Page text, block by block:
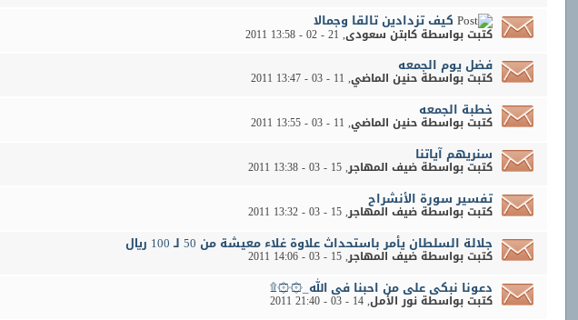
كيف تزدادين تالقا وجمالا
كتبت بواسطةكابتن سعودى‏, 21 - 02 - 2011 13:58
فضل يوم الجمعه
كتبت بواسطةحنين الماضي‏, 11 - 03 - 2011 13:47
خطبة الجمعه
كتبت بواسطةحنين الماضي‏, 11 - 03 - 2011 13:55
سنريهم آياتنا
كتبت بواسطةضيف المهاجر‏, 15 - 03 - 2011 13:38
تفسير سورة الأنشراح
كتبت بواسطةضيف المهاجر‏, 15 - 03 - 2011 13:32
جلالة السلطان يأمر باستحداث علاوة غلاء معيشة من 50 لـ 100 ريال
كتبت بواسطةضيف المهاجر‏, 15 - 03 - 2011 14:06
دعونا نبكى على من احبنا فى الله_۞۞۩
كتبت بواسطةنور الأمل‏, 14 - 03 - 2011 21:40